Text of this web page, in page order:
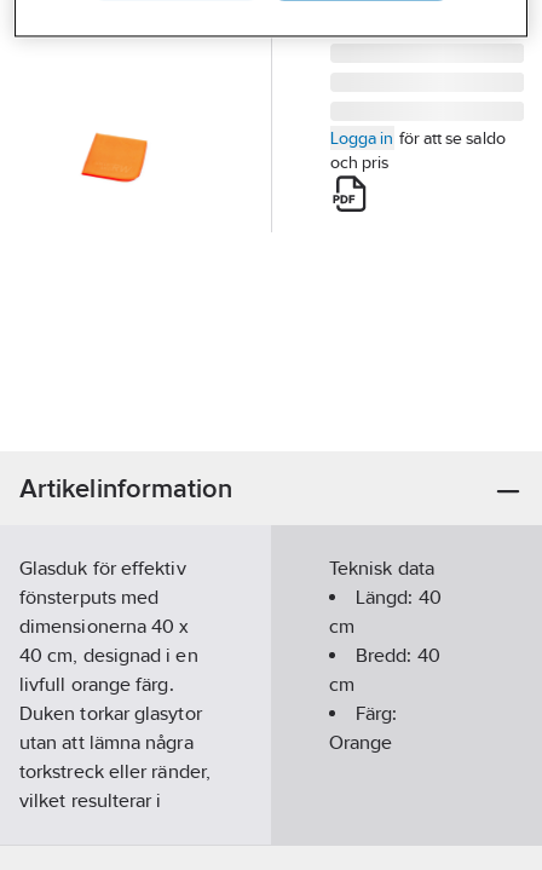
Logga in för att se saldo
och pris
Artikelinformation
Glasduk för effektiv
fönsterputs med
dimensionerna 40 x
40 cm, designad i en
livfull orange färg.
Duken torkar glasytor
utan att lämna några
torkstreck eller ränder,
vilket resulterar i
Teknisk data
Längd: 40
cm
Bredd: 40
cm
Färg:
Orange